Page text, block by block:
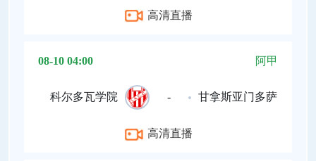
高清直播
08-10 04:00 阿甲
科尔多瓦学院 - 甘拿斯亚门多萨
高清直播